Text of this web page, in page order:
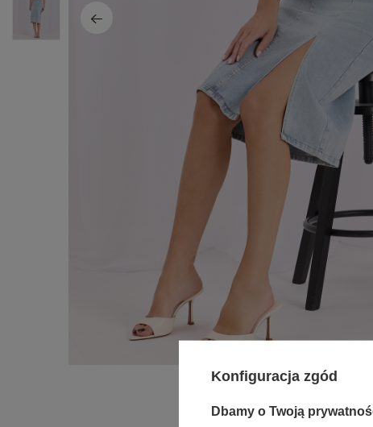
Konfiguracja zgód
Dbamy o Twoją